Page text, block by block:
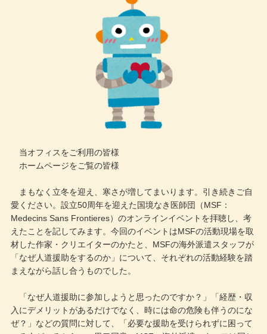
当オフィスをご利用の皆様
ホームページをご覧の皆様
まもなく立冬を迎え、寒さが増してまいります。引き続きご自
愛ください。設立50周年を迎えた国境なき医師団（MSF：
Medecins Sans Frontieres）のオンラインイベントを拝聴し、考
えたことを記してみます。今回のイベントはMSFの活動現場を取
材した作家・クリエイターのかたと、MSFの海外派遣スタッフが
「なぜ人道援助をするのか」について、それぞれの活動経験を踏
まえながら話し合うものでした。
「なぜ人道援助に参加しようと思ったのですか？」「経歴・収
入にデメリットがあるだけでなく、時には命の危険も伴うのにな
ぜ？」などの質問に対して、「必要な援助を受けられずに困って